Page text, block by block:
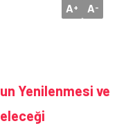
A+ A-
Yenilenmesi ve